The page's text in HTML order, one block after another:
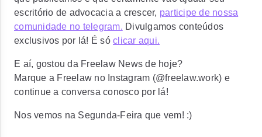
escritório de advocacia a crescer, participe de nossa
comunidade no telegram. Divulgamos conteúdos
exclusivos por lá! É só clicar aqui.
E aí, gostou da Freelaw News de hoje?
Marque a Freelaw no Instagram (@freelaw.work) e
continue a conversa conosco por lá!
Nos vemos na Segunda-Feira que vem! :)